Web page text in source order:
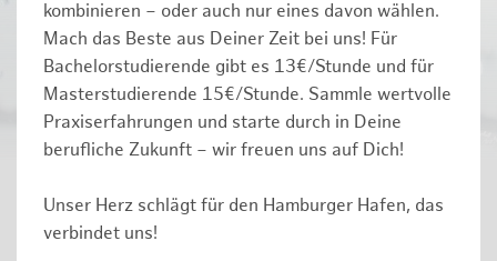
kombinieren – oder auch nur eines davon wählen.
Mach das Beste aus Deiner Zeit bei uns! Für
Bachelorstudierende gibt es 13€/Stunde und für
Masterstudierende 15€/Stunde. Sammle wertvolle
Praxiserfahrungen und starte durch in Deine
berufliche Zukunft – wir freuen uns auf Dich!
Unser Herz schlägt für den Hamburger Hafen, das
verbindet uns!